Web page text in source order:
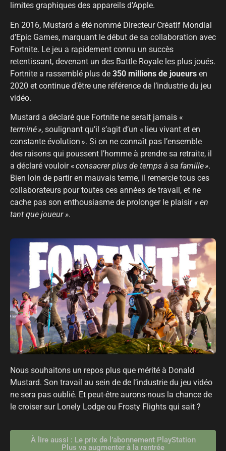
limites graphiques des appareils d’Apple.
En 2016, Mustard a été nommé Directeur Créatif Mondial
d’Epic Games, marquant le début de sa collaboration avec
Fortnite. Le jeu a rapidement connu un succès
retentissant, devenant un des Battle Royale les plus joués.
Fortnite a rassemblé plus de 350 millions de joueurs en
2020 et continue d’être une référence de l’industrie du jeu
vidéo.
Mustard a déclaré que Fortnite ne serait jamais «
terminé », soulignant qu’il s’agit d’un « lieu vivant et en
constante évolution ». Si on ne connaît pas l’ensemble
des raisons qui poussent l’homme à prendre sa retraite, il
a déclaré vouloir «consacrer plus de temps à sa famille ».
Bien loin de partir en mauvais terme, il remercie tous ces
collaborateurs pour toutes ces années de travail, et ne
cache pas son enthousiasme de prolonger le plaisir« en
tant que joueur ».
Nous souhaitons un repos plus que mérité à Donald
Mustard. Son travail au sein de de l’industrie du jeu vidéo
ne sera pas oublié. Et peut-être aurons-nous la chance de
le croiser sur Lonely Lodge ou Frosty Flights qui sait ?
À lire aussi : Le prix de l’abonnement PlayStation
Plus va augmenter à la rentrée